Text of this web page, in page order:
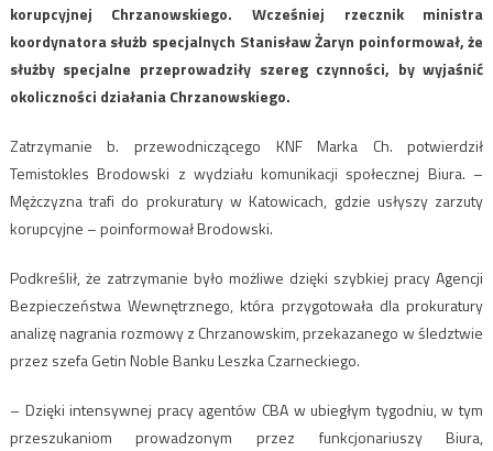
korupcyjnej Chrzanowskiego. Wcześniej rzecznik ministra
koordynatora służb specjalnych Stanisław Żaryn poinformował, że
służby specjalne przeprowadziły szereg czynności, by wyjaśnić
okoliczności działania Chrzanowskiego.
Zatrzymanie b. przewodniczącego KNF Marka Ch. potwierdził
Temistokles Brodowski z wydziału komunikacji społecznej Biura. –
Mężczyzna trafi do prokuratury w Katowicach, gdzie usłyszy zarzuty
korupcyjne – poinformował Brodowski.
Podkreślił, że zatrzymanie było możliwe dzięki szybkiej pracy Agencji
Bezpieczeństwa Wewnętrznego, która przygotowała dla prokuratury
analizę nagrania rozmowy z Chrzanowskim, przekazanego w śledztwie
przez szefa Getin Noble Banku Leszka Czarneckiego.
– Dzięki intensywnej pracy agentów CBA w ubiegłym tygodniu, w tym
przeszukaniom prowadzonym przez funkcjonariuszy Biura,